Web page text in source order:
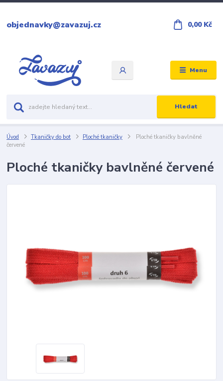
Menu
Hledat
objednavky@zavazuj.cz 0,00 Kč
Úvod Tkaničky do bot Ploché tkaničky
Ploché tkaničky bavlněné
červené
Ploché tkaničky bavlněné červené